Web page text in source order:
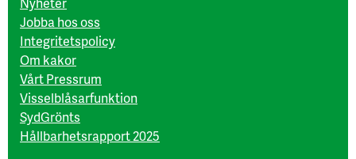
Jobba hos oss
Integritetspolicy
Om kakor
Vårt Pressrum
Visselblåsarfunktion
SydGrönts
Hållbarhetsrapport 2025